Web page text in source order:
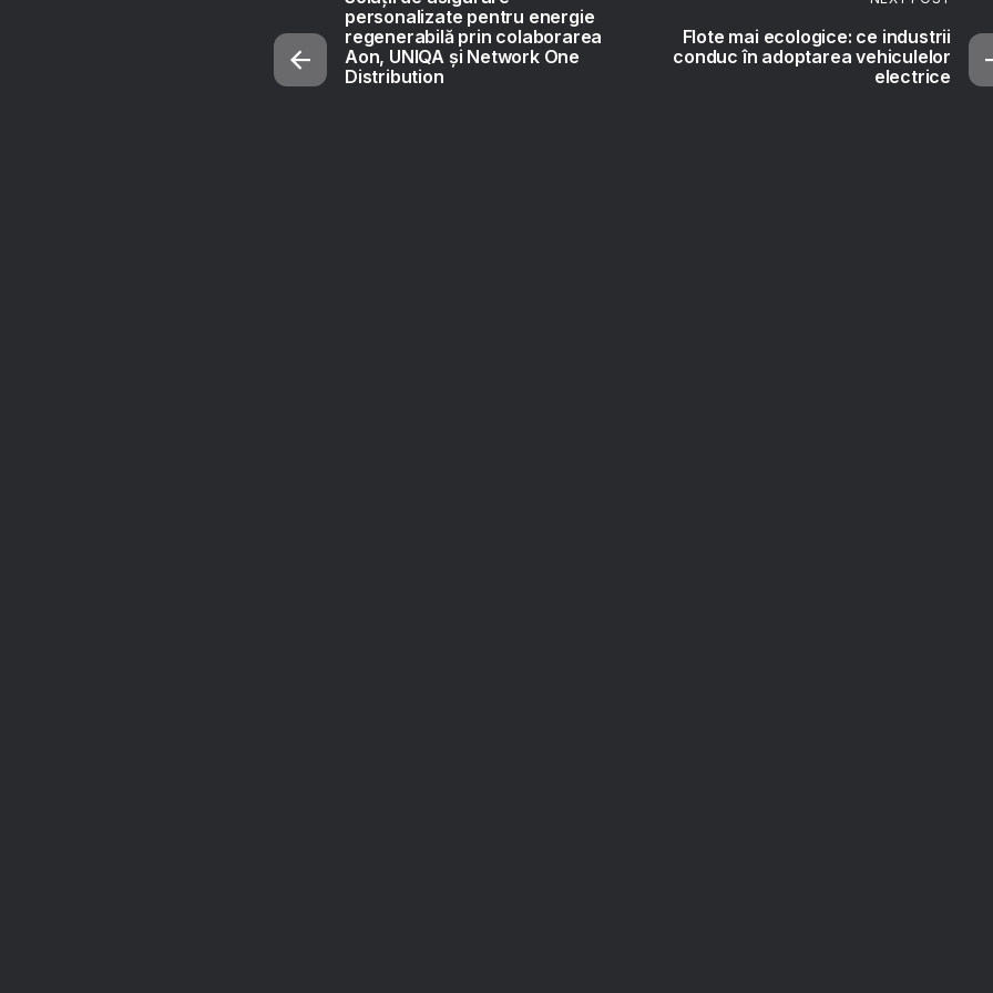
personalizate pentru energie
regenerabilă prin colaborarea
Aon, UNIQA și Network One
Distribution
Flote mai ecologice: ce industrii
conduc în adoptarea vehiculelor
electrice